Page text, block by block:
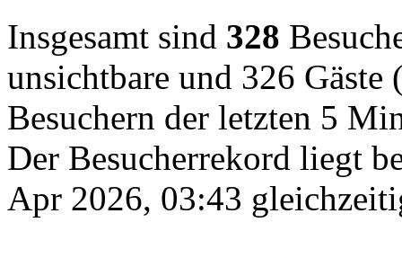
Insgesamt sind 328
unsichtbare und 326 Gäste
Besuchern der letzten 5
Der Besucherrekord liegt
Apr 2026, 03:43